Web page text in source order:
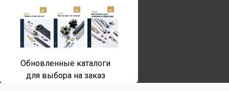
Обновленные каталоги
для выбора на заказ